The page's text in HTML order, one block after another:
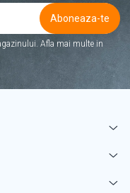
Afla mai multe in